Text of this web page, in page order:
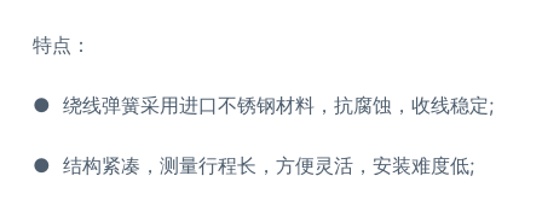
特点：
● 绕线弹簧采用进口不锈钢材料，抗腐蚀，收线稳定;
● 结构紧凑，测量行程长，方便灵活，安装难度低;